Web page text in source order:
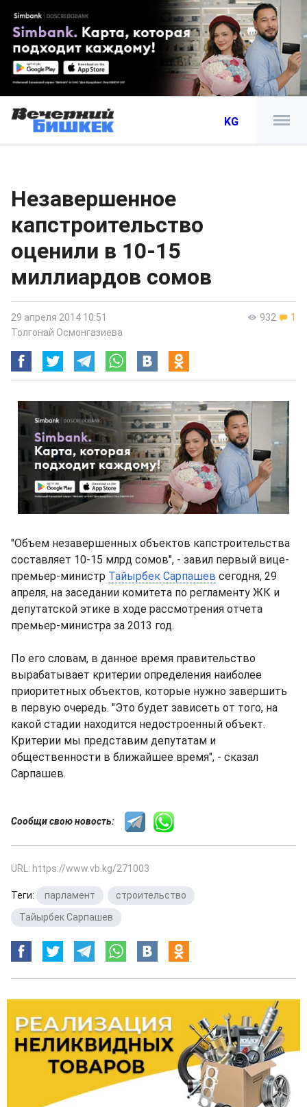
KG
Незавершенное
капстроительство
оценили в 10-15
миллиардов сомов
932 1
29 апреля 2014 10:51
Толгонай Осмонгазиева
"Объем незавершенных объектов капстроительства
составляет 10-15 млрд сомов", - завил первый вице-
премьер-министр Тайырбек Сарпашев сегодня, 29
апреля, на заседании комитета по регламенту ЖК и
депутатской этике в ходе рассмотрения отчета
премьер-министра за 2013 год.
По его словам, в данное время правительство
вырабатывает критерии определения наиболее
приоритетных объектов, которые нужно завершить
в первую очередь. "Это будет зависеть от того, на
какой стадии находится недостроенный объект.
Критерии мы представим депутатам и
общественности в ближайшее время", - сказал
Сарпашев.
Сообщи свою новость:
URL: https://www.vb.kg/271003
Теги: парламент строительство
Тайырбек Сарпашев